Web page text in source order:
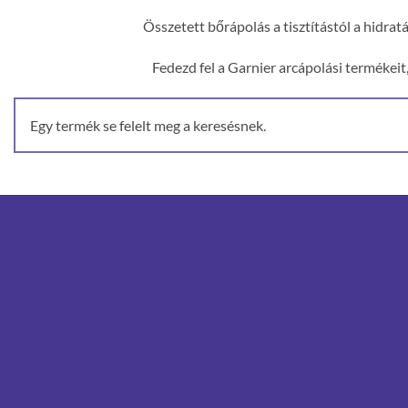
Összetett bőrápolás a tisztítástól a
Fedezd fel a Garnier arcápolási
Egy termék se felelt meg a keresésnek.